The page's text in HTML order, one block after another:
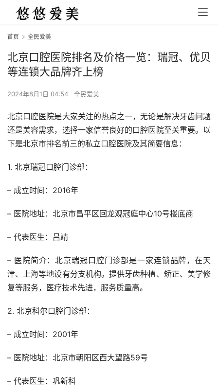
首页 全民爱美
北京口腔医院排名及价格一览：瑞冠、优贝
等连锁大品牌齐上榜
2024年8月1日 04:54 全民爱美
北京口腔医院是大家关注的热点之一，无论是解决牙齿问题
还是美容需求，选择一家信誉良好的口腔医院至关重要。以
下是北京市排名前三的私立口腔医院及其简要信息：
1. 北京瑞冠口腔门诊部：
– 成立时间：2016年
– 医院地址：北京市昌平区回龙观冠庭中心10号楼底商
– 代表医生：吕靖
– 医院简介：北京瑞冠口腔门诊部是一家连锁品牌，在天
津、上海等地设有分支机构。提供牙齿种植、矫正、美学修
复等服务，医疗技术先进，服务质量高。
2. 北京科尔口腔门诊部：
– 成立时间：2001年
– 医院地址：北京市朝阳区西大望路59号
– 代表医生：巩新科